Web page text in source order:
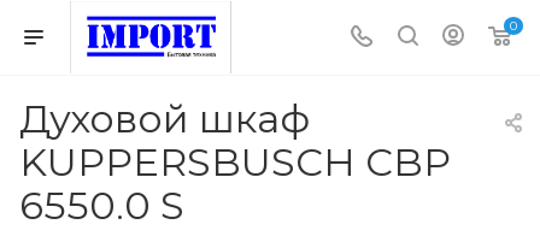
0
Духовой шкаф
KUPPERSBUSCH CBP
6550.0 S